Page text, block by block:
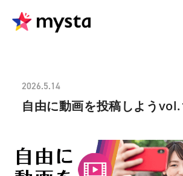
2026.5.14
自由に動画を投稿しよう